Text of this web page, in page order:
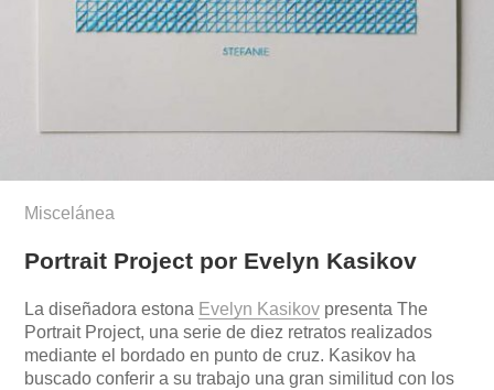
Miscelánea
Portrait Project por Evelyn Kasikov
La diseñadora estona Evelyn Kasikov presenta The
Portrait Project, una serie de diez retratos realizados
mediante el bordado en punto de cruz. Kasikov ha
buscado conferir a su trabajo una gran similitud con los